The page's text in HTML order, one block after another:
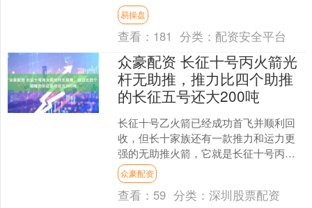
提供精心的呵护与支持。 \n 万宝龙智能
腕表系列SUMM....
易操盘
查看： 181 分类： 配资安全平台
众豪配资 长征十号丙火箭光
杆无助推，推力比四个助推
的长征五号还大200吨
长征十号乙火箭已经成功首飞并顺利回
收，但长十家族还有一款推力和运力更
强的无助推火箭，它就是长征十号丙。
长征十号丙火箭立项于今年3月份，也就
是说它立项才4个来月....
众豪配资
查看： 59 分类：深圳股票配资